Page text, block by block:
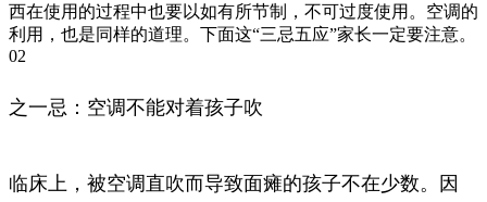
西在使用的过程中也要以如有所节制，不可过度使用。空调的
利用，也是同样的道理。下面这“三忌五应”家长一定要注意。
02
之一忌：空调不能对着孩子吹
临床上，被空调直吹而导致面瘫的孩子不在少数。因